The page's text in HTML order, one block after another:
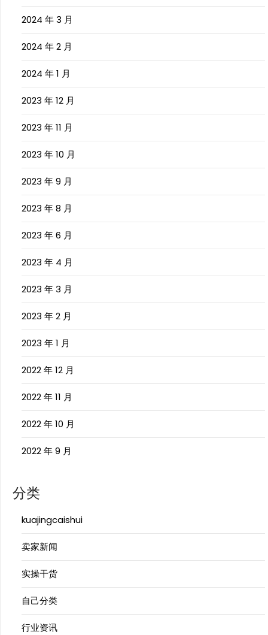
2024 年 3 月
2024 年 2 月
2024 年 1 月
2023 年 12 月
2023 年 11 月
2023 年 10 月
2023 年 9 月
2023 年 8 月
2023 年 6 月
2023 年 4 月
2023 年 3 月
2023 年 2 月
2023 年 1 月
2022 年 12 月
2022 年 11 月
2022 年 10 月
2022 年 9 月
分类
kuajingcaishui
卖家新闻
实操干货
自己分类
行业资讯